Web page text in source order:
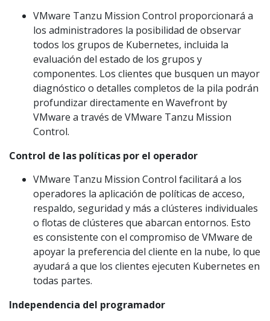
VMware Tanzu Mission Control proporcionará a
los administradores la posibilidad de observar
todos los grupos de Kubernetes, incluida la
evaluación del estado de los grupos y
componentes. Los clientes que busquen un mayor
diagnóstico o detalles completos de la pila podrán
profundizar directamente en Wavefront by
VMware a través de VMware Tanzu Mission
Control.
Control de las políticas por el operador
VMware Tanzu Mission Control facilitará a los
operadores la aplicación de políticas de acceso,
respaldo, seguridad y más a clústeres individuales
o flotas de clústeres que abarcan entornos. Esto
es consistente con el compromiso de VMware de
apoyar la preferencia del cliente en la nube, lo que
ayudará a que los clientes ejecuten Kubernetes en
todas partes.
Independencia del programador